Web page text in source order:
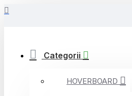
Categorii
HOVERBOARD